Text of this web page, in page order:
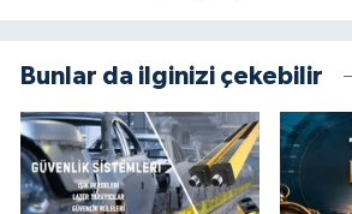
Bunlar da ilginizi çekebilir